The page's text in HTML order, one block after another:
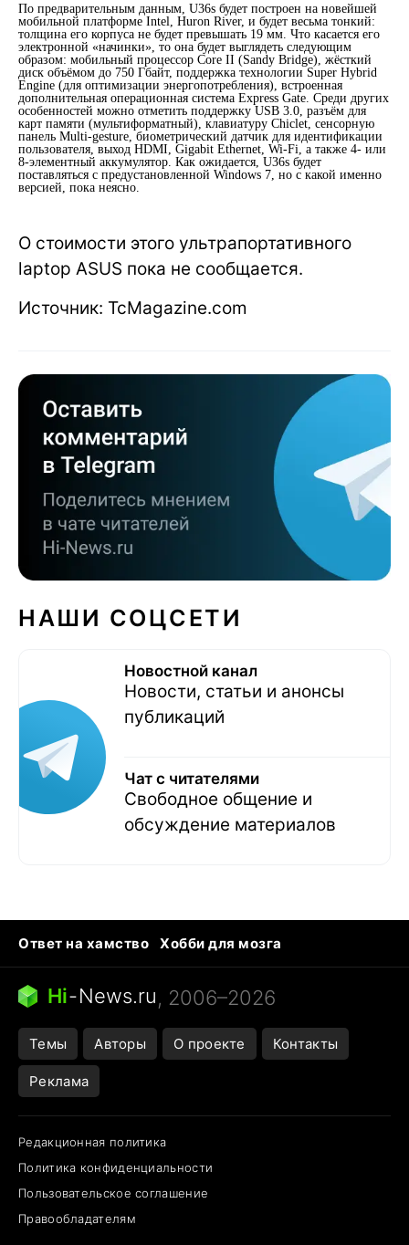
По предварительным данным, U36s будет построен на новейшей
мобильной платформе Intel, Huron River, и будет весьма тонкий:
толщина его корпуса не будет превышать 19 мм. Что касается его
электронной «начинки», то она будет выглядеть следующим
образом: мобильный процессор Core II (Sandy Bridge), жёсткий
диск объёмом до 750 Гбайт, поддержка технологии Super Hybrid
Engine (для оптимизации энергопотребления), встроенная
дополнительная операционная система Express Gate. Среди других
особенностей можно отметить поддержку USB 3.0, разъём для
карт памяти (мультиформатный), клавиатуру Chiclet, сенсорную
панель Multi-gesture, биометрический датчик для идентификации
пользователя, выход HDMI, Gigabit Ethernet, Wi-Fi, а также 4- или
8-элементный аккумулятор. Как ожидается, U36s будет
поставляться с предустановленной Windows 7, но с какой именно
версией, пока неясно.
О стоимости этого ультрапортативного
laptop ASUS пока не сообщается.
Источник: TcMagazine.com
НАШИ СОЦСЕТИ
Новостной канал
Новости, статьи и анонсы
публикаций
Чат с читателями
Свободное общение и
обсуждение материалов
Ответ на хамство
Хобби для мозга
Бензин 100 и 95
Тунцы в океанариуме
Следующая пандемия
Hi-News.ru, 2006–2026
Темы Авторы О проекте Контакты
Реклама
Редакционная политика
Политика конфиденциальности
Пользовательское соглашение
Правообладателям